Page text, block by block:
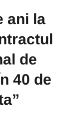
ani la
de
40 de